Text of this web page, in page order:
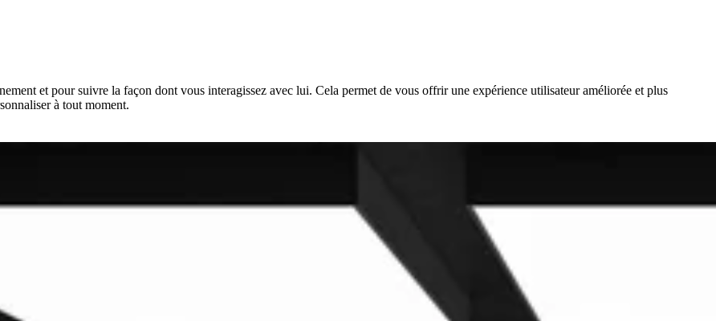
et pour suivre la façon dont vous interagissez avec lui. Cela permet de vous offrir une expérience utilisateur améliorée et plus
à tout moment.